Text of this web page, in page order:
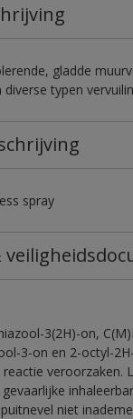
gladde
typen
spray
3(2H)-on,
3-on en 2-octyl-
reactie veroorzaken.
niet